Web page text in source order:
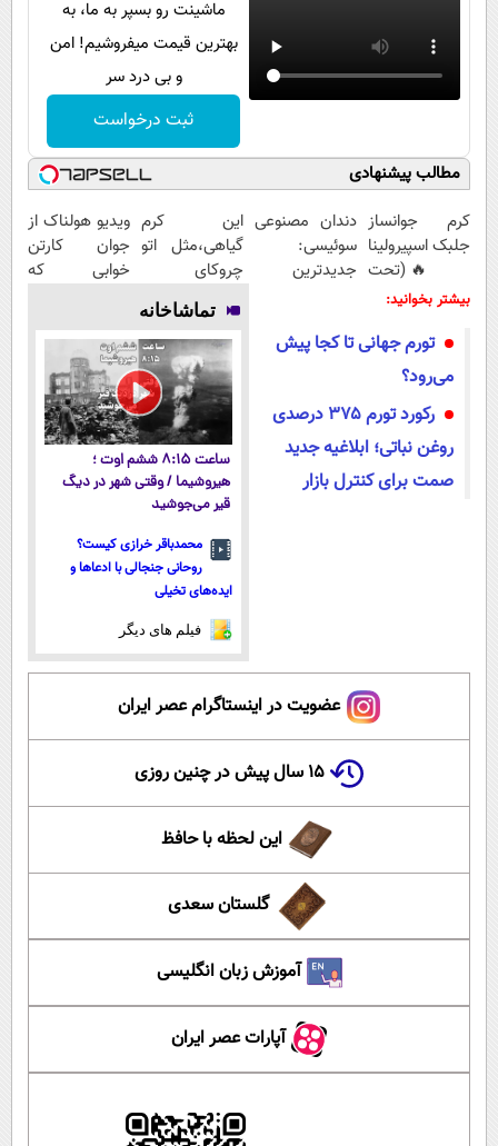
ماشینت رو بسپر به ما، به
بهترین قیمت میفروشیم! امن
و بی درد سر
ثبت درخواست
مطالب پیشنهادی
کرم جوانساز
جلبک اسپیرولینا
🔥 (تحت
لیسانس آلمان)
دندان مصنوعی
سوئیسی:
جدیدترین
پرداخت قسطی
این کرم
گیاهی،مثل اتو
چروکای
پوستتوصاف
میکنه!50%تخفیف
ویدیو هولناک از
جوان کارتن
خوابی که
بیشتر بخوانید:
تورم جهانی تا کجا پیش
می‌رود؟
رکورد تورم ۳۷۵ درصدی
روغن نباتی؛ ابلاغیه جدید
صمت برای کنترل بازار
تماشاخانه
ساعت ۸:۱۵ ششم اوت ؛
هیروشیما / وقتی شهر در دیگ
قیر می‌جوشید
محمدباقر خرازی کیست؟
روحانی جنجالی با ادعاها و
ایده‌های تخیلی
فیلم های دیگر
عضویت در اینستاگرام عصر ایران
۱۵ سال پیش در چنین روزی
این لحظه با حافظ
گلستان سعدی
آموزش زبان انگلیسی
آپارات عصر ایران